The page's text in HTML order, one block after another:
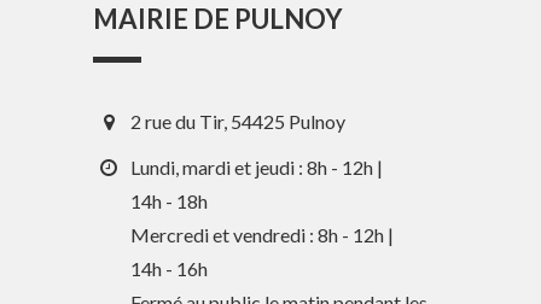
MAIRIE DE PULNOY
2 rue du Tir, 54425 Pulnoy
Lundi, mardi et jeudi : 8h - 12h |
14h - 18h
Mercredi et vendredi : 8h - 12h |
14h - 16h